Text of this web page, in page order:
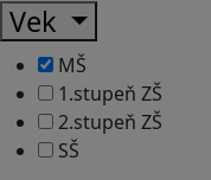
Vek
MŠ
1.stupeň ZŠ
2.stupeň ZŠ
SŠ